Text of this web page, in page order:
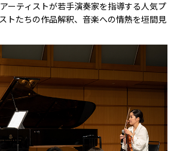
ーティストが若手演奏家を指導する人気プ
トたちの作品解釈、音楽への情熱を垣間見